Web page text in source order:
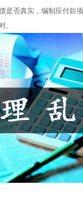
是否真实，编制应付款项
。